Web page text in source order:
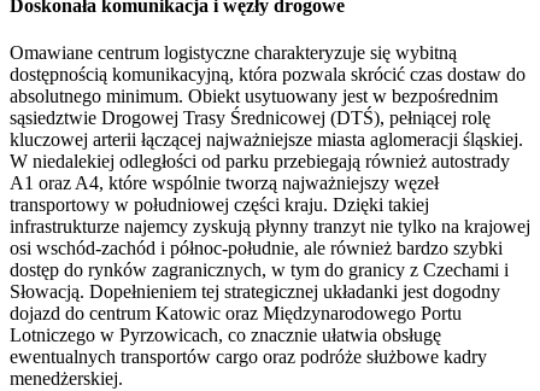
Doskonała komunikacja i węzły drogowe
Omawiane centrum logistyczne charakteryzuje się wybitną
dostępnością komunikacyjną, która pozwala skrócić czas dostaw do
absolutnego minimum. Obiekt usytuowany jest w bezpośrednim
sąsiedztwie Drogowej Trasy Średnicowej (DTŚ), pełniącej rolę
kluczowej arterii łączącej najważniejsze miasta aglomeracji śląskiej.
W niedalekiej odległości od parku przebiegają również autostrady
A1 oraz A4, które wspólnie tworzą najważniejszy węzeł
transportowy w południowej części kraju. Dzięki takiej
infrastrukturze najemcy zyskują płynny tranzyt nie tylko na krajowej
osi wschód-zachód i północ-południe, ale również bardzo szybki
dostęp do rynków zagranicznych, w tym do granicy z Czechami i
Słowacją. Dopełnieniem tej strategicznej układanki jest dogodny
dojazd do centrum Katowic oraz Międzynarodowego Portu
Lotniczego w Pyrzowicach, co znacznie ułatwia obsługę
ewentualnych transportów cargo oraz podróże służbowe kadry
menedżerskiej.